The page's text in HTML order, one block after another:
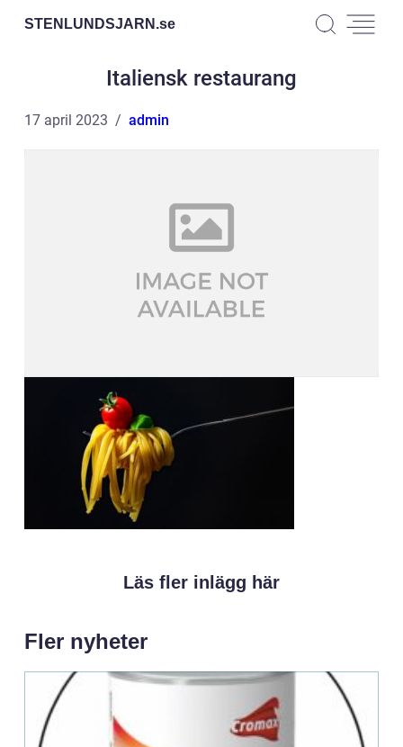
STENLUNDSJARN.se
Italiensk restaurang
17 april 2023 admin
Läs fler inlägg här
Fler nyheter